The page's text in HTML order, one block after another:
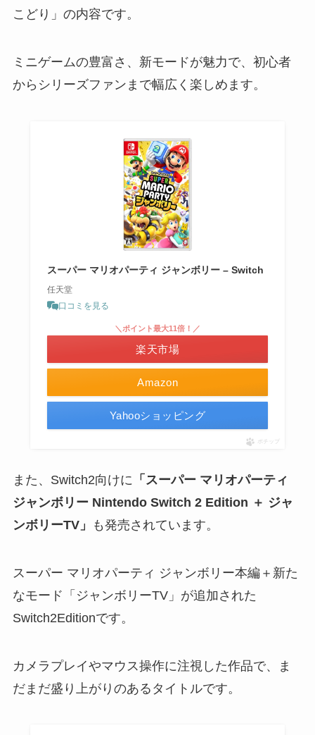
こどり」の内容です。
ミニゲームの豊富さ、新モードが魅力で、初心者
からシリーズファンまで幅広く楽しめます。
スーパー マリオパーティ ジャンボリー – Switch
任天堂
口コミを見る
Amazon
＼ポイント最大11倍！／
楽天市場
Yahooショッピング
ポチップ
また、Switch2向けに 「スーパー マリオパーティ
ジャンボリー Nintendo Switch 2 Edition ＋ ジャ
ンボリーTV」
も発売されています。
スーパー マリオパーティ ジャンボリー本編＋新た
なモード「ジャンボリーTV」が追加された
Switch2Editionです。
カメラプレイやマウス操作に注視した作品で、ま
だまだ盛り上がりのあるタイトルです。